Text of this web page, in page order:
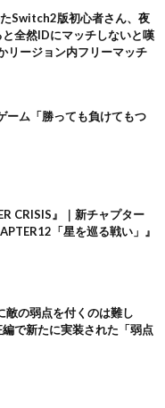
たSwitch2版初心者さん、夜
全然IDにマッチしないと嘆
リージョン内フリーマッチ
ーム「勝っても負けてもつ
CRISIS』｜新チャプター
「星を巡る戦い」』
敵の弱点を付くのは難し
で新たに実装された「弱点